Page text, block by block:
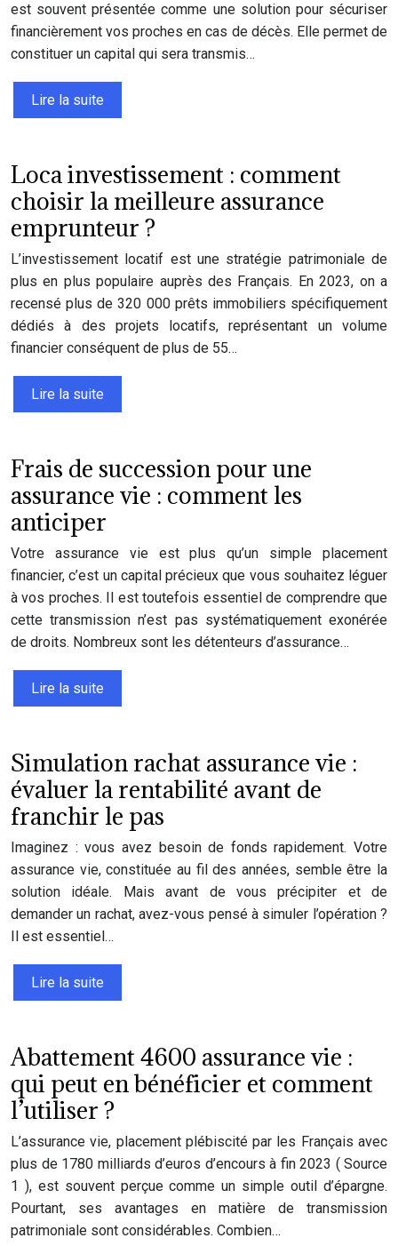
est souvent présentée comme une solution pour sécuriser
financièrement vos proches en cas de décès. Elle permet de
constituer un capital qui sera transmis…
Lire la suite
Loca investissement : comment
choisir la meilleure assurance
emprunteur ?
L’investissement locatif est une stratégie patrimoniale de
plus en plus populaire auprès des Français. En 2023, on a
recensé plus de 320 000 prêts immobiliers spécifiquement
dédiés à des projets locatifs, représentant un volume
financier conséquent de plus de 55…
Lire la suite
Frais de succession pour une
assurance vie : comment les
anticiper
Votre assurance vie est plus qu’un simple placement
financier, c’est un capital précieux que vous souhaitez léguer
à vos proches. Il est toutefois essentiel de comprendre que
cette transmission n’est pas systématiquement exonérée
de droits. Nombreux sont les détenteurs d’assurance…
Lire la suite
Simulation rachat assurance vie :
évaluer la rentabilité avant de
franchir le pas
Imaginez : vous avez besoin de fonds rapidement. Votre
assurance vie, constituée au fil des années, semble être la
solution idéale. Mais avant de vous précipiter et de
demander un rachat, avez-vous pensé à simuler l’opération ?
Il est essentiel…
Lire la suite
Abattement 4600 assurance vie :
qui peut en bénéficier et comment
l’utiliser ?
L’assurance vie, placement plébiscité par les Français avec
plus de 1780 milliards d’euros d’encours à fin 2023 ( Source
1 ), est souvent perçue comme un simple outil d’épargne.
Pourtant, ses avantages en matière de transmission
patrimoniale sont considérables. Combien…